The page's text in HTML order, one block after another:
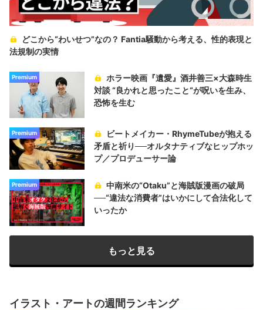
どこから“わいせつ”なの？ Fantia騒動から考える、性的表現と
法規制の実情
Premium
ホラー映画『遺愛』酒井善三×大森時生
対談 “良かれと思ったこと“が呪いを生み、
恐怖を生む
Premium
ビートメイカー・RhymeTubeが抱える
矛盾と祈り──オルタナティブなヒップホッ
プ／プロデューサー論
Premium
中南米の“Otaku”と海賊版漫画の破局
──“違法な消費者”はいかにして合法化して
いったか
もっと見る
イラスト・アートの週間ランキング